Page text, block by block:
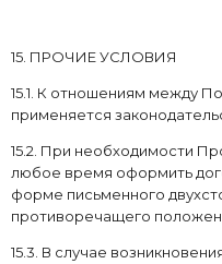
15. ПРОЧИЕ УСЛОВИЯ
15.1. К отношениям между
применяется
15.2. При необходимости
любое время оформить
форме письменного
противоречащего
15.3. В случае